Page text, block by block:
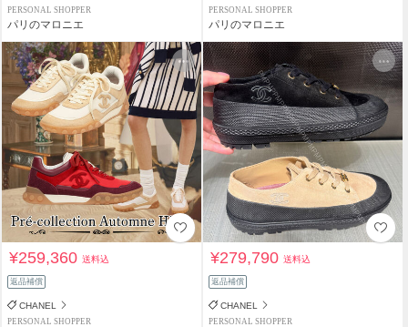
PERSONAL SHOPPER
パリのマロニエ
PERSONAL SHOPPER
パリのマロニエ
¥259,360送料込
返品補償
CHANEL
PERSONAL SHOPPER
¥279,790送料込
返品補償
CHANEL
PERSONAL SHOPPER